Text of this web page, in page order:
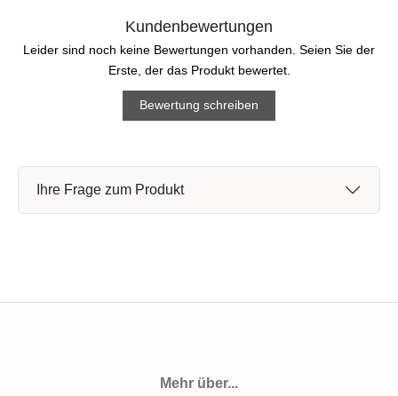
Kundenbewertungen
Leider sind noch keine Bewertungen vorhanden. Seien Sie der
Erste, der das Produkt bewertet.
Bewertung schreiben
Ihre Frage zum Produkt
Mehr über...